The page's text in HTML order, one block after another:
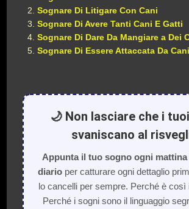
Sognare Di Litigare Con Cani
Sognare Di Avere Tanti Cani E Gatti
Sognare Di Dare Da Mangiare a Dei
Sognare Di Essere Attaccata Da Cani
🌙 Non lasciare che i
svaniscano al
Appunta il tuo sogno ogni
diarioper catturare ogni dettaglio
lo cancelli per sempre. Perché è così
Perché i sogni sono il linguaggio